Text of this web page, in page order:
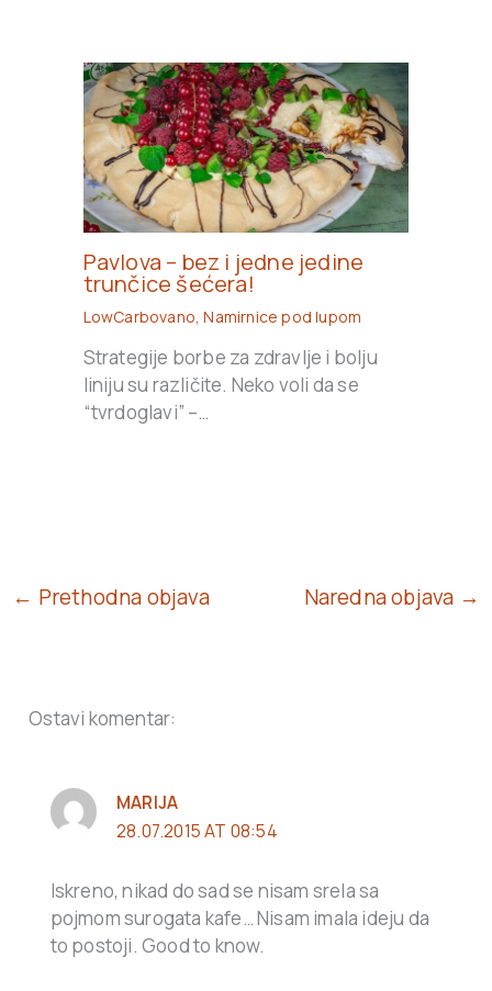
Pavlova – bez i jedne jedine
trunčice šećera!
LowCarbovano,Namirnice pod lupom
Strategije borbe za zdravlje i bolju
liniju su različite. Neko voli da se
“tvrdoglavi” –…
← Prethodna objava Naredna objava →
Ostavi komentar:
MARIJA
28.07.2015 AT 08:54
Iskreno, nikad do sad se nisam srela sa
pojmom surogata kafe… Nisam imala ideju da
to postoji. Good to know.